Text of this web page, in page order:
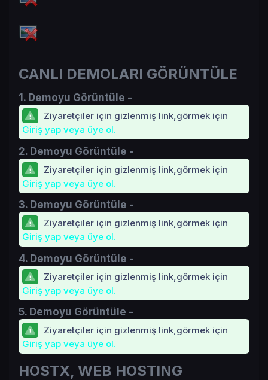
CANLI DEMOLARI GÖRÜNTÜLE
1. Demoyu Görüntüle -
Ziyaretçiler için gizlenmiş link,görmek için
Giriş yap veya üye ol.
2. Demoyu Görüntüle -
Ziyaretçiler için gizlenmiş link,görmek için
Giriş yap veya üye ol.
3. Demoyu Görüntüle -
Ziyaretçiler için gizlenmiş link,görmek için
Giriş yap veya üye ol.
4. Demoyu Görüntüle -
Ziyaretçiler için gizlenmiş link,görmek için
Giriş yap veya üye ol.
5. Demoyu Görüntüle -
Ziyaretçiler için gizlenmiş link,görmek için
Giriş yap veya üye ol.
HOSTX, WEB HOSTING